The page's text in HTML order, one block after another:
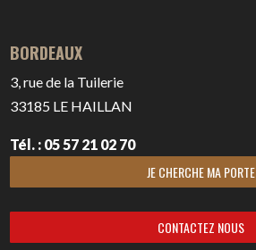
BORDEAUX
3, rue de la Tuilerie
33185 LE HAILLAN
Tél. : 05 57 21 02 70
JE CHERCHE MA PORTE
CONTACTEZ NOUS